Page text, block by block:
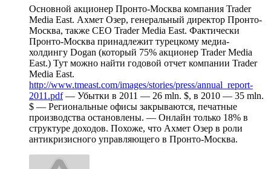
Основной акционер Пронто-Москва компания Trader
Media East. Ахмет Озер, генеральный директор Пронто-
Москва, также CEO Trader Media East. Фактически
Пронто-Москва принадлежит турецкому медиа-
холдингу Dogan (который 75% акционер Trader Media
East.) Тут можно найти годовой отчет компании Trader
Media East.
http://www.tmeast.com/images/stories/press/annual_report-
2011.pdf— Убытки в 2011 — 26 mln. $, в 2010 — 35 mln.
$ — Региональные офисы закрываются, печатные
производства остановлены. — Онлайн только 18% в
структуре доходов. Похоже, что Ахмет Озер в роли
антикризисного управляющего в Пронто-Москва.